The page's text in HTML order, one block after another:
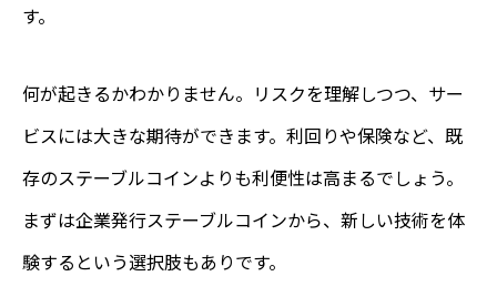
す。
何が起きるかわかりません。リスクを理解しつつ、サー
ビスには大きな期待ができます。利回りや保険など、既
存のステーブルコインよりも利便性は高まるでしょう。
まずは企業発行ステーブルコインから、新しい技術を体
験するという選択肢もありです。